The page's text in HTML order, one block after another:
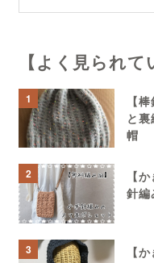
【よく見られて
1
【
と
帽
2
【
針編
3
【